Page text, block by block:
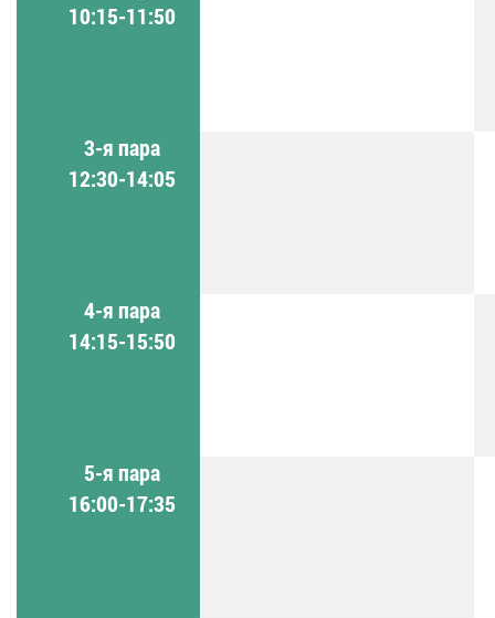
10:15-11:50
3-я пара
12:30-14:05
4-я пара
14:15-15:50
5-я пара
16:00-17:35